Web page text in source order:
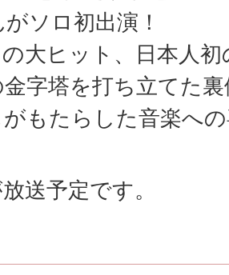
ソロ初出演！
の大ヒット、日本人
金字塔を打ち立てた
がもたらした音楽へ
送予定です。